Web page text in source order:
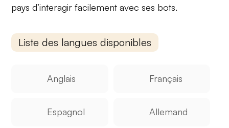
pays d’interagir facilement avec ses bots.
Liste des langues disponibles
Anglais Français
Espagnol Allemand